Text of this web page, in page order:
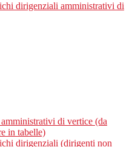
dirigenziali amministrativi di
di vertice (da
in tabelle)
dirigenziali (dirigenti non